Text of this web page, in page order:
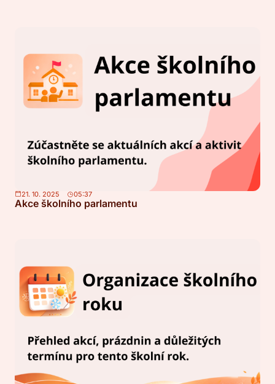
21. 10. 2025 05:37
Akce školního parlamentu